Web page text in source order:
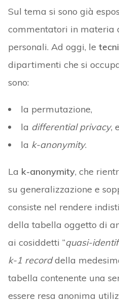
Sul tema si sono già
commentatori in materia
personali. Ad oggi, le
dipartimenti che si
sono:
la permutazione,
la differential privacy, e
la k-anonymity.
La k-anonymity, che
su generalizzazione e
consiste nel rendere
della tabella oggetto di
ai cosiddetti “quasi-
k-1 recorddella
tabella contenente una
essere resa anonima